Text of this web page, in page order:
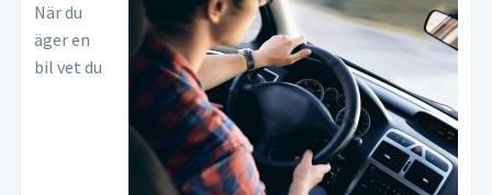
När du
äger en
bil vet du